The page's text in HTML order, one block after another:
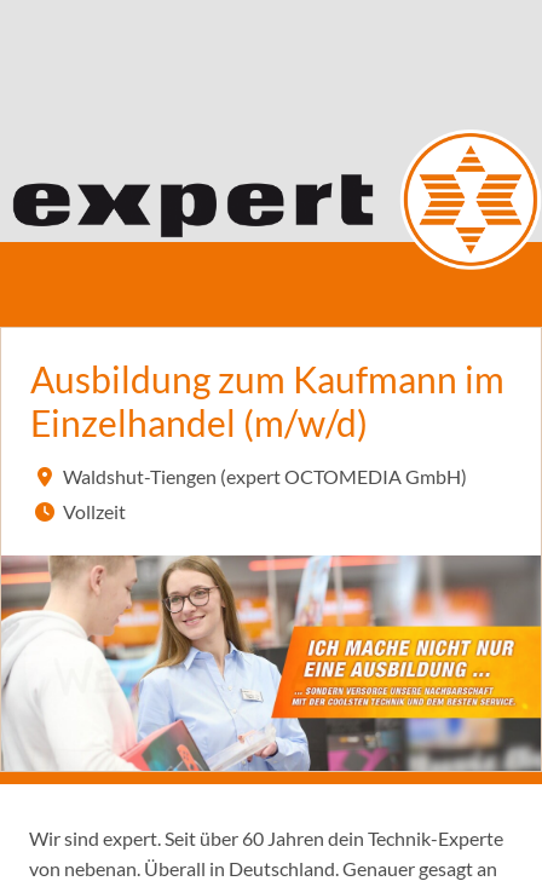
Ausbildung zum Kaufmann im
Einzelhandel (m/w/d)
Waldshut-Tiengen (expert OCTOMEDIA GmbH)
Vollzeit
Wir sind expert. Seit über 60 Jahren dein Technik-Experte
von nebenan. Überall in Deutschland. Genauer gesagt an